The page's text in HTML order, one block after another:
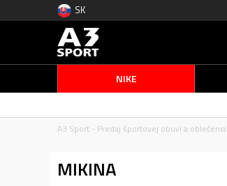
SK
NIKE
A3 Sport - Predaj športovej obuvi a oblečenia
MIKINA